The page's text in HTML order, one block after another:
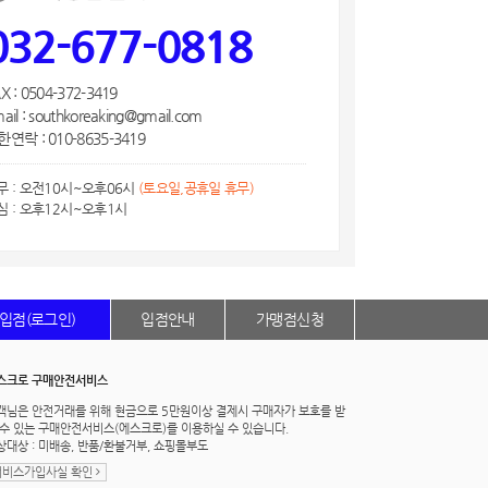
677-0818
: 0504-372-3419
: southkoreaking@gmail.com
연락 : 010-8635-3419
: 오전10시~오후06시 (토요일,공휴일 휴무)
: 오후12시~오후1시
점(로그인) 입점안내 가맹점신청
크로 구매안전서비스
님은 안전거래를 위해 현금으로 5만원이상 결제시 구매자가 보호를 받
있는 구매안전서비스(에스크로)를 이용하실 수 있습니다.
대상 : 미배송, 반품/환불거부, 쇼핑몰부도
비스가입사실 확인